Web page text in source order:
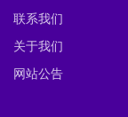
联系我们
关于我们
网站公告